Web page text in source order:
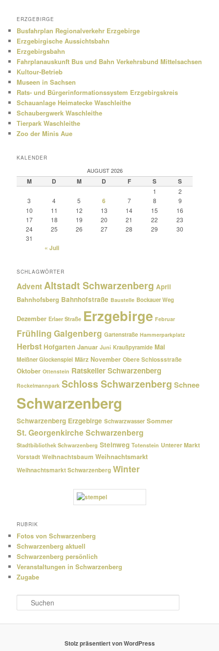
ERZGEBIRGE
Busfahrplan Regionalverkehr Erzgebirge
Erzgebirgische Aussichtsbahn
Erzgebirgsbahn
Fahrplanauskunft Bus und Bahn Verkehrsbund Mittelsachsen
Kultour-Betrieb
Museen in Sachsen
Rats- und Bürgerinformationssystem Erzgebirgskreis
Schauanlage Heimatecke Waschleithe
Schaubergwerk Waschleithe
Tierpark Waschleithe
Zoo der Minis Aue
KALENDER
AUGUST 2026
M D M D F S S
1
2
3
4 5 6 7 8
9
10
11 12 13 14 15
16
17
18 19 20 21 22
23
24
25 26 27 28 29
30
31
« Juli
SCHLAGWÖRTER
AdventAltstadt Schwarzenberg April
Bahnhofsberg Bahnhofstraße Baustelle Bockauer Weg
Dezember Erlaer Straße Erzgebirge Februar
Frühling Galgenberg Gartenstraße Hammerparkplatz
Herbst Hofgarten Januar Juni Kraußpyramide Mai
Meißner Glockenspiel März November Obere Schlossstraße
Oktober Ottenstein Ratskeller Schwarzenberg
Rockelmannpark Schloss Schwarzenberg Schnee
Schwarzenberg
Schwarzenberg Erzgebirge Schwarzwasser Sommer
St. Georgenkirche Schwarzenberg
Stadtbibliothek Schwarzenberg Steinweg Totenstein Unterer Markt
Vorstadt Weihnachtsbaum Weihnachtsmarkt
Weihnachtsmarkt Schwarzenberg Winter
RUBRIK
Fotos von Schwarzenberg
Schwarzenberg aktuell
Schwarzenberg persönlich
Veranstaltungen in Schwarzenberg
Zugabe
u
Stolz präsentiert von WordPress